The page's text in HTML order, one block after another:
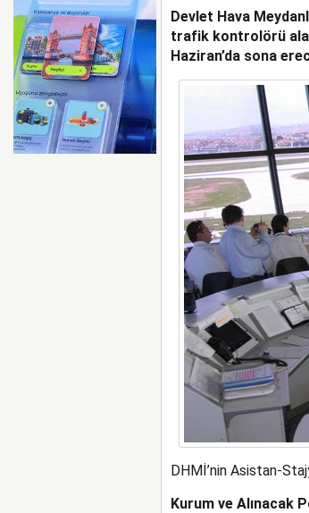
Devlet Hava
trafik kontrolörü
Haziran’da sona
DHMİ’nin Asistan-
Kurum ve Alınacak